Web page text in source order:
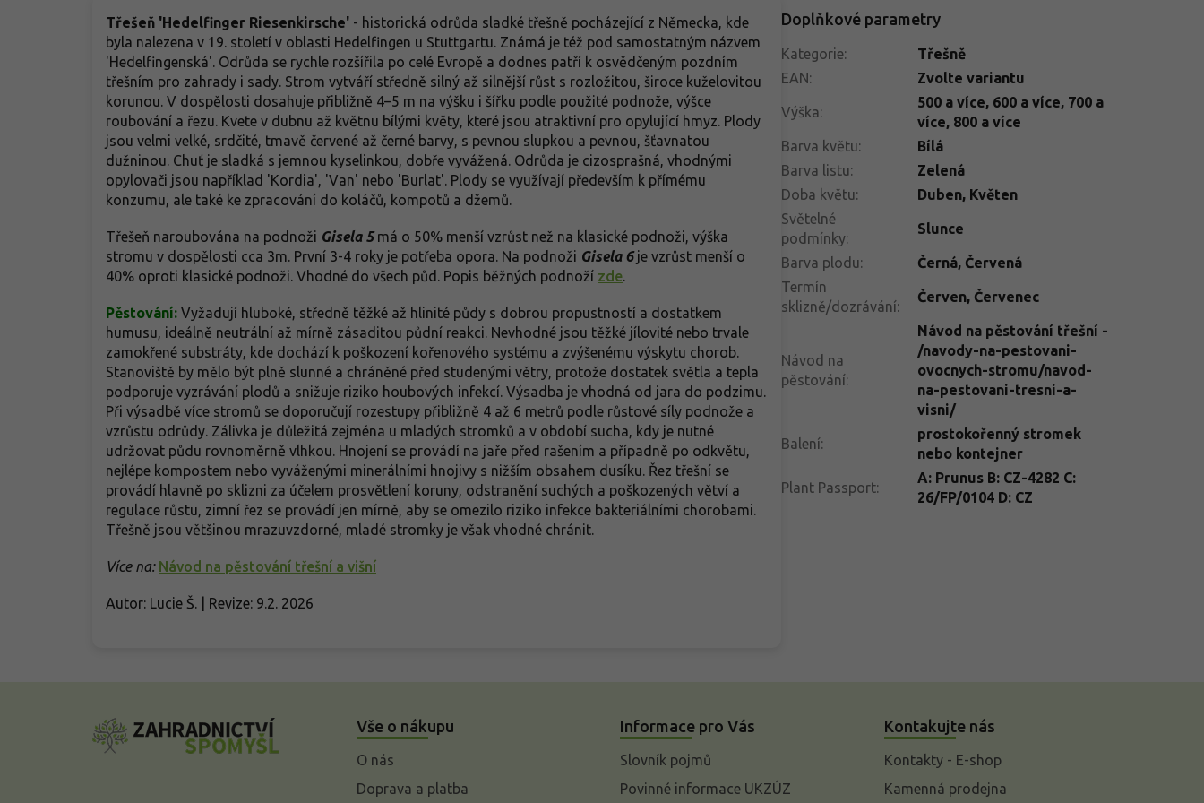
Třešeň 'Hedelfinger Riesenkirsche' - historická odrůda sladké třešně pocházející z Německa, kde
byla nalezena v 19. století v oblasti Hedelfingen u Stuttgartu. Známá je též pod samostatným názvem
'Hedelfingenská'. Odrůda se rychle rozšířila po celé Evropě a dodnes patří k osvědčeným pozdním
třešním pro zahrady i sady. Strom vytváří středně silný až silnější růst s rozložitou, široce kuželovitou
korunou. V dospělosti dosahuje přibližně 4–5 m na výšku i šířku podle použité podnože, výšce
roubování a řezu. Kvete v dubnu až květnu bílými květy, které jsou atraktivní pro opylující hmyz. Plody
jsou velmi velké, srdčité, tmavě červené až černé barvy, s pevnou slupkou a pevnou, šťavnatou
dužninou. Chuť je sladká s jemnou kyselinkou, dobře vyvážená. Odrůda je cizosprašná, vhodnými
opylovači jsou například 'Kordia', 'Van' nebo 'Burlat'. Plody se využívají především k přímému
konzumu, ale také ke zpracování do koláčů, kompotů a džemů.
Třešeň naroubována na podnoži Gisela 5má o 50% menší vzrůst než na klasické podnoži, výška
stromu v dospělosti cca 3m. První 3-4 roky je potřeba opora. Na podnoži Gisela 6je vzrůst menší o
40% oproti klasické podnoži. Vhodné do všech půd. Popis běžných podnoží zde.
Pěstování: Vyžadují hluboké, středně těžké až hlinité půdy s dobrou propustností a dostatkem
humusu, ideálně neutrální až mírně zásaditou půdní reakci. Nevhodné jsou těžké jílovité nebo trvale
zamokřené substráty, kde dochází k poškození kořenového systému a zvýšenému výskytu chorob.
Stanoviště by mělo být plně slunné a chráněné před studenými větry, protože dostatek světla a tepla
podporuje vyzrávání plodů a snižuje riziko houbových infekcí. Výsadba je vhodná od jara do podzimu.
Při výsadbě více stromů se doporučují rozestupy přibližně 4 až 6 metrů podle růstové síly podnože a
vzrůstu odrůdy. Zálivka je důležitá zejména u mladých stromků a v období sucha, kdy je nutné
udržovat půdu rovnoměrně vlhkou. Hnojení se provádí na jaře před rašením a případně po odkvětu,
nejlépe kompostem nebo vyváženými minerálními hnojivy s nižším obsahem dusíku. Řez třešní se
provádí hlavně po sklizni za účelem prosvětlení koruny, odstranění suchých a poškozených větví a
regulace růstu, zimní řez se provádí jen mírně, aby se omezilo riziko infekce bakteriálními chorobami.
Třešně jsou většinou mrazuvzdorné, mladé stromky je však vhodné chránit.
Více na: Návod na pěstování třešní a višní
Autor: Lucie Š. | Revize: 9.2. 2026
Doplňkové parametry
Kategorie:
Třešně
EAN: Zvolte variantu
Výška:
500 a více, 600 a více, 700 a
více, 800 a více
Barva květu:
Bílá
Barva listu:
Zelená
Doba květu:
Duben, Květen
Světelné
podmínky:
Slunce
Barva plodu:
Černá, Červená
Termín
sklizně/dozrávání:
Červen, Červenec
Návod na
pěstování:
Návod na pěstování třešní -
/navody-na-pestovani-
ovocnych-stromu/navod-
na-pestovani-tresni-a-
visni/
Balení:
prostokořenný stromek
nebo kontejner
Plant Passport:
A: Prunus B: CZ-4282 C:
26/FP/0104 D: CZ
Vše o nákupu
O nás
Doprava a platba
Informace pro Vás
Slovník pojmů
Povinné informace UKZÚZ
Kontakujte nás
Kontakty - E-shop
Kamenná prodejna